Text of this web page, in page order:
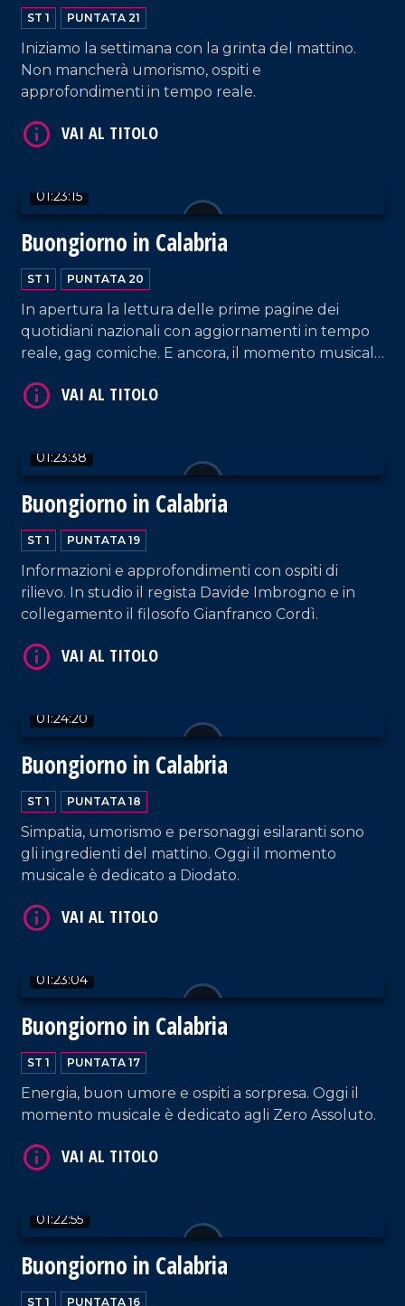
ST 1 PUNTATA 21
Iniziamo la settimana con la grinta del mattino.
Non mancherà umorismo, ospiti e
approfondimenti in tempo reale.
01:23:15
Buongiorno in Calabria
ST 1 PUNTATA 20
In apertura la lettura delle prime pagine dei
quotidiani nazionali con aggiornamenti in tempo
reale, gag comiche. E ancora, il momento musicale
01:23:38
Buongiorno in Calabria
ST 1 PUNTATA 19
Informazioni e approfondimenti con ospiti di
rilievo. In studio il regista Davide Imbrogno e in
collegamento il filosofo Gianfranco Cordì.
01:24:20
Buongiorno in Calabria
ST 1 PUNTATA 18
Simpatia, umorismo e personaggi esilaranti sono
gli ingredienti del mattino. Oggi il momento
musicale è dedicato a Diodato.
01:23:04
Buongiorno in Calabria
ST 1 PUNTATA 17
Energia, buon umore e ospiti a sorpresa. Oggi il
momento musicale è dedicato agli Zero Assoluto.
01:22:55
Buongiorno in Calabria
ST 1 PUNTATA 16
VAI AL TITOLO
VAI AL TITOLO
VAI AL TITOLO